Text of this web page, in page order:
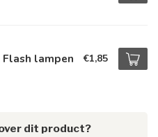
lampen €1,85
dit product?